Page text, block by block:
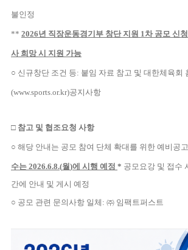
불인정
** 2026년 직장운동경기부 창단 지원 1차 공모 신
사 희망 시 지원 가능
○ 신규창단 조건 등: 붙임 자료 참고 및 대한체육회
(www.sports.or.kr)공지사항
□ 참고 및 협조요청 사항
○ 해당 안내는 공모 참여 단체 확대를 위한 예비공
수는 2026.6.8.(월 )에 시행 예정 * 공모요강 및 접수
간에 안내 및 게시 예정
○ 공모 관련 문의사항 일체 : ㈜ 임팩트퍼스트